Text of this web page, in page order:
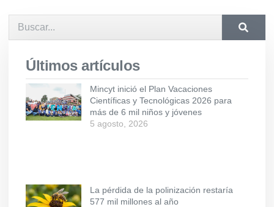
Últimos artículos
Mincyt inició el Plan Vacaciones
Científicas y Tecnológicas 2026 para
más de 6 mil niños y jóvenes
5 agosto, 2026
La pérdida de la polinización restaría
577 mil millones al año